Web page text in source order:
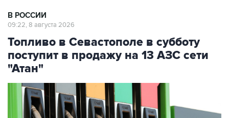
В РОССИИ
09:22, 8 августа 2026
Топливо в Севастополе в субботу
поступит в продажу на 13 АЗС сети
"Атан"